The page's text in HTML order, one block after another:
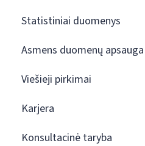
Statistiniai duomenys
Asmens duomenų apsauga
Viešieji pirkimai
Karjera
Konsultacinė taryba